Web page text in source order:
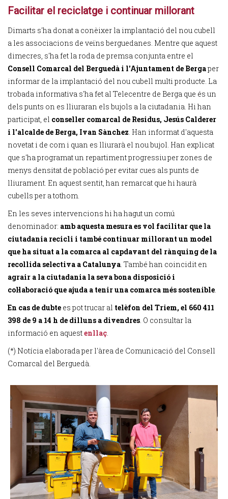
Facilitar el reciclatge i continuar millorant
Dimarts s'ha donat a conèixer la implantació del nou cubell
a les associacions de veïns berguedanes. Mentre que aquest
dimecres, s'ha fet la roda de premsa conjunta entre el
Consell Comarcal del Berguedà i l'Ajuntament de Bergaper
informar de la implantació del nou cubell multi producte. La
trobada informativa s'ha fet al Telecentre de Berga que és un
dels punts on es lliuraran els bujols a la ciutadania. Hi han
participat, el conseller comarcal de Residus, Jesús Calderer
i l'alcalde de Berga, Ivan Sànchez. Han informat d'aquesta
novetat i de com i quan es lliurarà el nou bujol. Han explicat
que s'ha programat un repartiment progressiu per zones de
menys densitat de població per evitar cues als punts de
lliurament. En aquest sentit, han remarcat que hi haurà
cubells per a tothom.
En les seves intervencions hi ha hagut un comú
denominador: amb aquesta mesura es vol facilitar que la
ciutadania recicli i també continuar millorant un model
que ha situat a la comarca al capdavant del rànquing de la
recollida selectiva a Catalunya. També han coincidit en
agrair a la ciutadania la seva bona disposició i
col·laboració que ajuda a tenir una comarca més sostenible.
En cas de dubte es pot trucar al telèfon del Triem, el 660 411
398 de 9 a 14 h de dilluns a divendres. O consultar la
informació en aquestenllaç.
(*) Notícia elaborada per l'àrea de Comunicació del Consell
Comarcal del Berguedà.